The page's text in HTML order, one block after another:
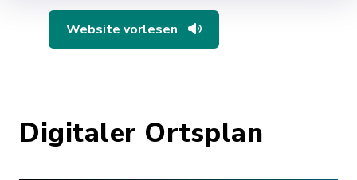
Website vorlesen
Digitaler Ortsplan